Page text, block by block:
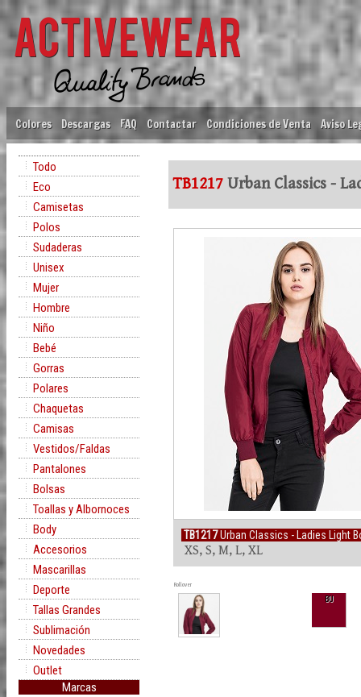
Colores Descargas FAQ Contactar Condiciones de Venta Aviso
Todo
Eco
Camisetas
Polos
Sudaderas
Unisex
Mujer
Hombre
Niño
Bebé
Gorras
Polares
Chaquetas
Camisas
Vestidos/Faldas
Pantalones
Bolsas
Toallas y Albornoces
Body
Accesorios
Mascarillas
Deporte
Tallas Grandes
Sublimación
Novedades
Outlet
Marcas
TB1217 Urban Classics -
TB1217Urban Classics - Ladies Light
XS, S, M, L, XL
Rollover
BU